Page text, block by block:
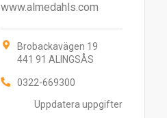
Uppdatera uppgifter
www.almedahls.com
Brobackavägen 19
441 91 ALINGSÅS
0322-669300